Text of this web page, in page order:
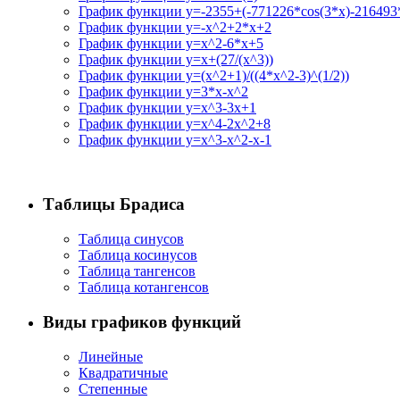
График функции y=-2355+(-771226*cos(3*x)-
График функции y=-x^2+2*x+2
График функции y=x^2-6*x+5
График функции y=x+(27/(x^3))
График функции y=(x^2+1)/((4*x^2-3)^(1/2))
График функции y=3*x-x^2
График функции y=x^3-3x+1
График функции y=x^4-2x^2+8
График функции y=x^3-x^2-x-1
Таблицы Брадиса
Таблица синусов
Таблица косинусов
Таблица тангенсов
Таблица котангенсов
Виды графиков функций
Линейные
Квадратичные
Степенные